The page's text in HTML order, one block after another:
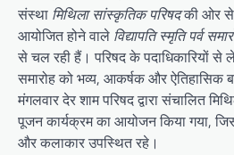
संस्था मिथिला सांस्कृतिक परिषदकी ओर से
आयोजित होने वाले विद्यापति स्मृति पर्व
से चल रही हैं। परिषद के पदाधिकारियों
समारोह को भव्य, आकर्षक और ऐतिहासिक
मंगलवार देर शाम परिषद द्वारा संचालित
पूजन कार्यक्रम का आयोजन किया गया,
और कलाकार उपस्थित रहे।